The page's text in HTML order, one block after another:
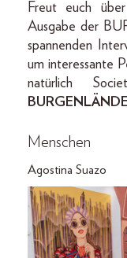
Freut euch
Ausgabe der
spannenden
um interessante
natürlich
Menschen
Agostina Suazo